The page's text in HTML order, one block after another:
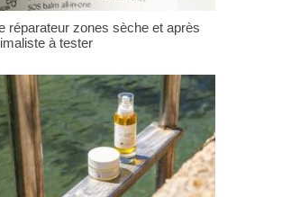
réparateur zones sèche et après
à tester